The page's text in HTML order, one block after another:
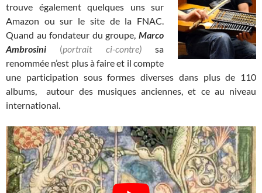
trouve également quelques uns sur
Amazon ou sur le site de la FNAC.
Quand au fondateur du groupe, Marco
Ambrosini (portrait ci-contre)sa
renommée n’est plus à faire et il compte
une participation sous formes diverses dans plus de 110
albums, autour des musiques anciennes, et ce au niveau
international.